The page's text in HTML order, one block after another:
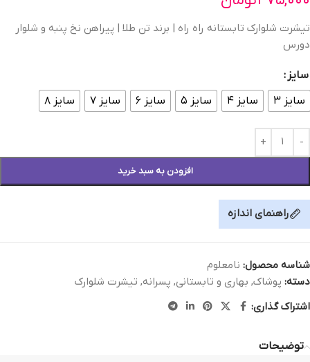
تیشرت شلوارک تابستانه راه راه | برند تن طلا | پیراهن نخ پنبه و شلوار
دورس
سایز
سایز ۳
سایز ۴ سایز ۵ سایز ۶ سایز ۷ سایز ۸
افزودن به سبد خرید
راهنمای اندازه
شناسه محصول: نامعلوم
دسته: پوشاک, بهاری و تابستانی, پسرانه, تیشرت شلوارک
اشتراک گذاری:
توضیحات